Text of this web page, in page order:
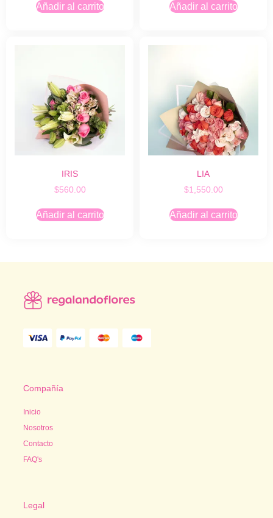
Añadir al carrito Añadir al carrito
IRIS
$560.00
Añadir al carrito
LIA
$1,550.00
Añadir al carrito
Compañía
Inicio
Nosotros
Contacto
FAQ's
Legal